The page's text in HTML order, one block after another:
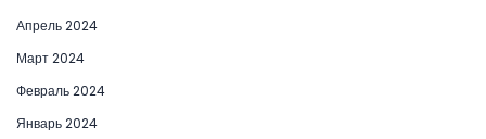
Апрель 2024
Март 2024
Февраль 2024
Январь 2024